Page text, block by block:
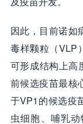
因此，目前诺如
毒样颗粒（VLP
可形成结构上高
前候选疫苗最核
于VP1的候选疫
虫细胞、哺乳